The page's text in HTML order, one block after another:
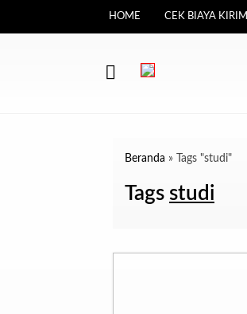
HOME CEK BIAYA KIRIM
Beranda » Tags "studi"
Tags studi